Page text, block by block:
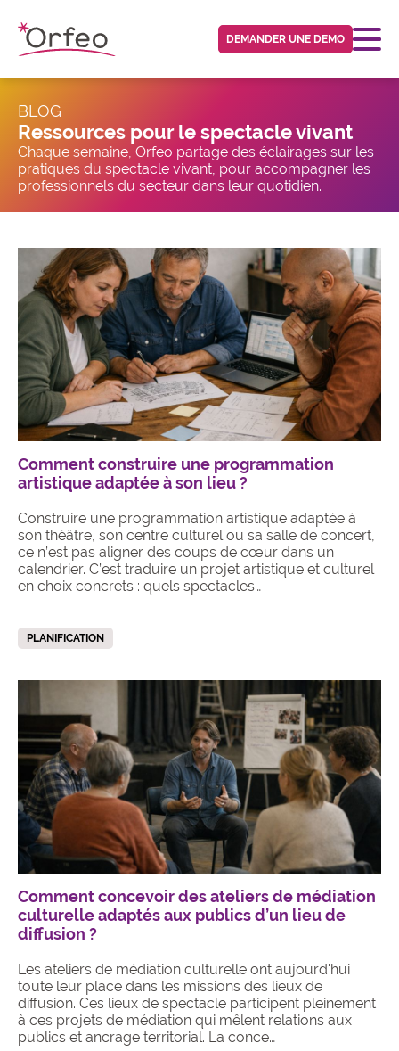
DEMANDER UNE DEMO
BLOG
Ressources pour le spectacle vivant
Chaque semaine, Orfeo partage des éclairages sur les
pratiques du spectacle vivant, pour accompagner les
professionnels du secteur dans leur quotidien.
Comment construire une programmation
artistique adaptée à son lieu ?
Construire une programmation artistique adaptée à
son théâtre, son centre culturel ou sa salle de concert,
ce n’est pas aligner des coups de cœur dans un
calendrier. C’est traduire un projet artistique et culturel
en choix concrets : quels spectacles…
PLANIFICATION
Comment concevoir des ateliers de médiation
culturelle adaptés aux publics d’un lieu de
diffusion ?
Les ateliers de médiation culturelle ont aujourd'hui
toute leur place dans les missions des lieux de
diffusion. Ces lieux de spectacle participent pleinement
à ces projets de médiation qui mêlent relations aux
publics et ancrage territorial. La conce…